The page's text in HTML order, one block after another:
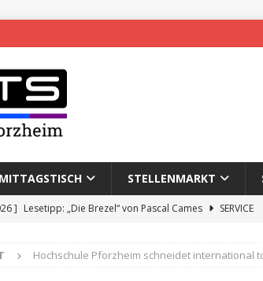
MITTAGSTISCH STELLENMARKT
] Lesetipp: „Die Brezel“ von Pascal Cames
SERVICE
2026 ] Aufzeichnung des 65. Fasnetsumzugs
Hochschule Pforzheim schneidet international